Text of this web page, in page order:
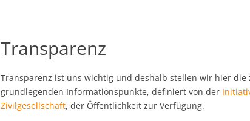
Transparenz
Transparenz ist uns wichtig und deshalb stellen wir hier die
grundlegenden Informationspunkte, definiert von der
Zivilgesellschaft, der Öffentlichkeit zur Verfügung.